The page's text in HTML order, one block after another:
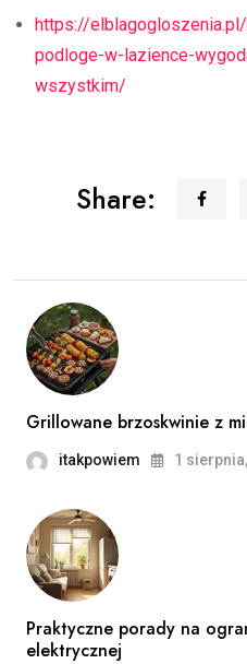
https://
podloge-w-lazience-
wszystkim/
Share:
Grillowane brzoskwinie z
itakpowiem 1
Praktyczne porady na
elektrycznej